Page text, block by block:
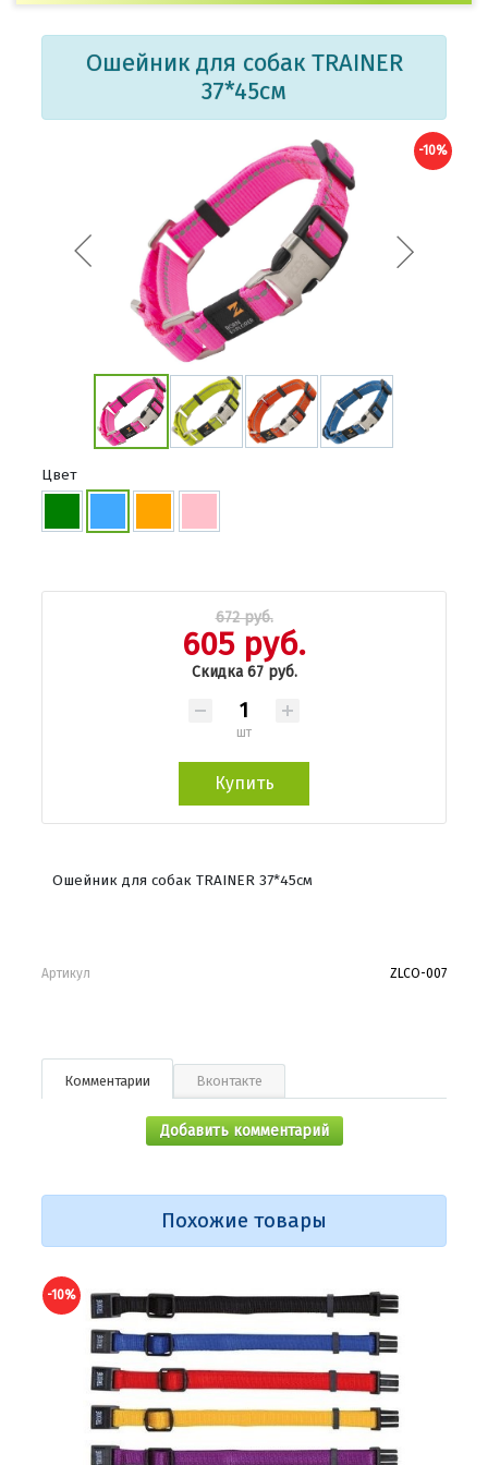
Ошейник для собак TRAINER
37*45см
-10%
Цвет
672 руб.
605 руб.
Скидка 67 руб.
шт
Купить
Ошейник для собак TRAINER 37*45см
Артикул ZLCO-007
Комментарии Вконтакте
Добавить комментарий
Похожие товары
-10%